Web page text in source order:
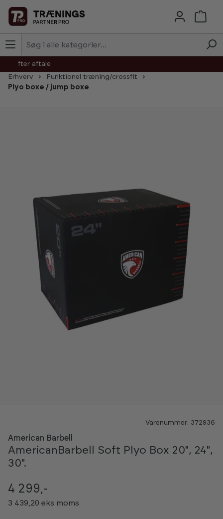
Skip to main content
efter aftale
Erhverv
Funktionel træning/crossfit
Plyo boxe / jump boxe
Varenummer: 372936
American Barbell
AmericanBarbell Soft Plyo Box 20", 24",
30".
4 299,-
3 439,20 eks moms